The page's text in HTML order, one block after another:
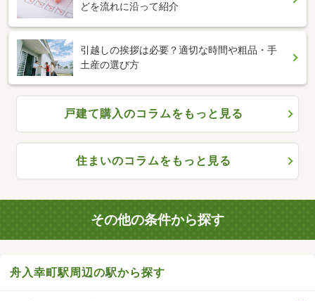
どを流れに沿って紹介
引越しの挨拶は必要？適切な時間や粗品・手
土産の選び方
戸建て購入のコラムをもっと見る
住まいのコラムをもっと見る
その他の条件から探す
舟入幸町駅周辺の駅から探す